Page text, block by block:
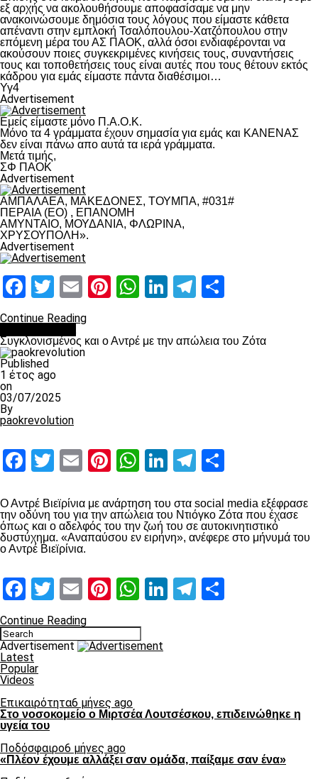
εξ αρχής να ακολουθήσουμε αποφασίσαμε να μην
ανακοινώσουμε δημόσια τους λόγους που είμαστε κάθετα
απέναντι στην εμπλοκή Τσαλόπουλου-Χατζόπουλου στην
επόμενη μέρα του ΑΣ ΠΑΟΚ, αλλά όσοι ενδιαφέρονται να
ακούσουν ποιες συγκεκριμένες κινήσεις τους, συναντήσεις
τους και τοποθετήσεις τους είναι αυτές που τους θέτουν εκτός
κάδρου για εμάς είμαστε πάντα διαθέσιμοι…
Υγ4
Advertisement
Εμείς είμαστε μόνο Π.Α.Ο.Κ.
Μόνο τα 4 γράμματα έχουν σημασία για εμάς και ΚΑΝΕΝΑΣ
δεν είναι πάνω απο αυτά τα ιερά γράμματα.
Μετά τιμής,
ΣΦ ΠΑΟΚ
Advertisement
ΑΜΠΑΛΑΕΑ, ΜΑΚΕΔΟΝΕΣ, ΤΟΥΜΠΑ, #031#
ΠΕΡΑΙΑ (ΕΟ) , ΕΠΑΝΟΜΗ
ΑΜΥΝΤΑΙΟ, ΜΟΥΔΑΝΙΑ, ΦΛΩΡΙΝΑ,
ΧΡΥΣΟΥΠΟΛΗ».
Advertisement
Facebook
Twitter
EmailPinterest
WhatsApp
LinkedIn
Telegram
Continue Reading
Συγκλονισμένος και ο Αντρέ με την απώλεια του Ζότα
Published
1 έτος ago
on
03/07/2025
By
paokrevolution
Facebook
Twitter
EmailPinterest
WhatsApp
LinkedIn
Telegram
Ο Αντρέ Βιεϊρίνια με ανάρτηση του στα social media εξέφρασε
την οδύνη του για την απώλεια του Ντιόγκο Ζότα που έχασε
όπως και ο αδελφός του την ζωή του σε αυτοκινητιστικό
δυστύχημα. «Αναπαύσου εν ειρήνη», ανέφερε στο μήνυμά του
ο Αντρέ Βιεϊρίνια.
Facebook
Twitter
EmailPinterest
WhatsApp
LinkedIn
Telegram
Continue Reading
Advertisement
Latest
Popular
Videos
Επικαιρότητα6 μήνες ago
Στο νοσοκομείο ο Μιρτσέα Λουτσέσκου, επιδεινώθηκε η
υγεία του
Ποδόσφαιρο6 μήνες ago
«Πλέον έχουμε αλλάξει σαν ομάδα, παίξαμε σαν ένα»